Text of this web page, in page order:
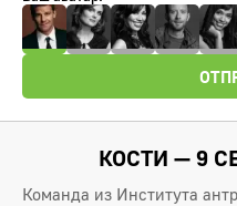
КОСТИ — 9
Команда из Института